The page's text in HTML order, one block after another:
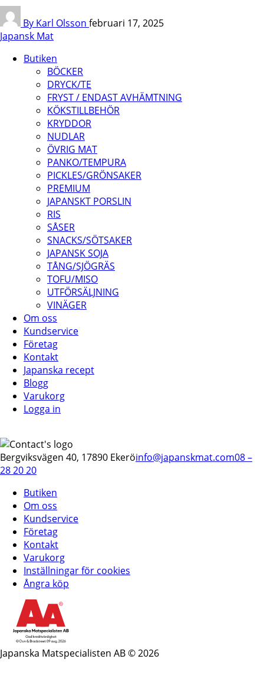
By Karl Olsson februari 17, 2025
Japansk Mat
Butiken
BÖCKER
DRYCK/TE
FRYST / ENDAST AVHÄMTNING
KÖKSTILLBEHÖR
KRYDDOR
NUDLAR
ÖVRIG MAT
PANKO/TEMPURA
PICKLES/GRÖNSAKER
PREMIUM
JAPANSKT PORSLIN
RIS
SÅSER
SNACKS/SÖTSAKER
JAPANSK SOJA
TÅNG/SJÖGRÄS
TOFU/MISO
UTFÖRSÄLJNING
VINÄGER
Om oss
Kundservice
Företag
Kontakt
Japanska recept
Blogg
Varukorg
Logga in
Bergviksvägen 40, 17890 Ekeröinfo@japanskmat.com08 –
28 20 20
Butiken
Om oss
Kundservice
Företag
Kontakt
Varukorg
Inställningar för cookies
Ångra köp
Japanska Matspecialisten AB © 2026